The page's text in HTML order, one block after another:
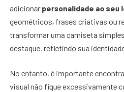
adicionar personalidade ao seu
geométricos, frases criativas ou
transformar uma camiseta
destaque, refletindo sua
No entanto, é importante
visual não fique excessivamente